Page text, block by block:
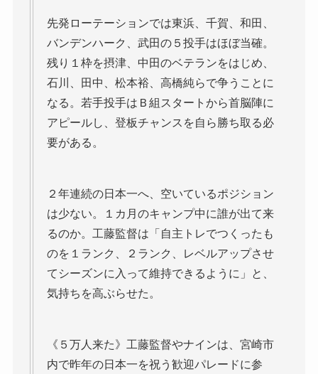
先発ローテーションでは東浜、千賀、和田、
バンデンハーク、武田の５投手はほぼ当確。
残り１枠を摂津、中田のベテランをはじめ、
石川、田中、松本裕、高橋純らで争うことに
なる。若手投手はＢ組スタートから首脳陣に
アピールし、登板チャンスを自ら勝ち取る必
要がある。
２年連続の日本一へ、空いているポジション
は少ない。１カ月のキャンプ中に誰が出て来
るのか。工藤監督は「自主トレでつくったも
のを１ランク、２ランク、レベルアップさせ
てシーズンに入って維持できるように」と、
気持ちを高ぶらせた。
《５万人来た》工藤監督やナインは、宮崎市
内で昨年の日本一を祝う歓迎パレードに参